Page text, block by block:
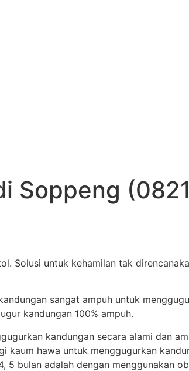
Soppeng
Solusi untuk kehamilan tak
sangat ampuh untuk
kandungan 100% ampuh.
kandungan secara alami dan
hawa untuk menggugurkan
5 bulan adalah dengan menggunakan